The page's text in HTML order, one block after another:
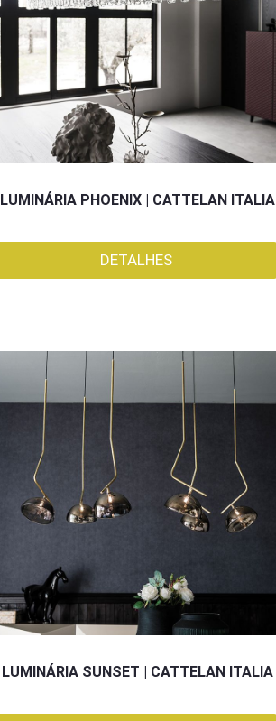
LUMINÁRIA PHOENIX | CATTELAN ITALIA
DETALHES
LUMINÁRIA SUNSET | CATTELAN ITALIA